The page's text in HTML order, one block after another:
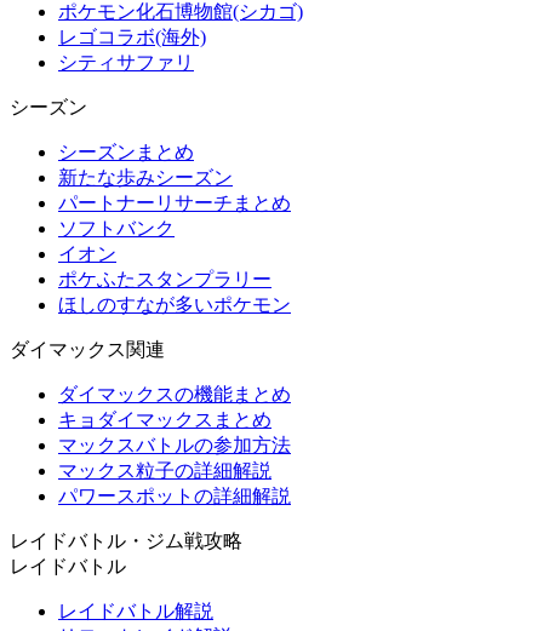
ポケモン化石博物館(シカゴ)
レゴコラボ(海外)
シティサファリ
シーズン
シーズンまとめ
新たな歩みシーズン
パートナーリサーチまとめ
ソフトバンク
イオン
ポケふたスタンプラリー
ほしのすなが多いポケモン
ダイマックス関連
ダイマックスの機能まとめ
キョダイマックスまとめ
マックスバトルの参加方法
マックス粒子の詳細解説
パワースポットの詳細解説
レイドバトル・ジム戦攻略
レイドバトル
レイドバトル解説